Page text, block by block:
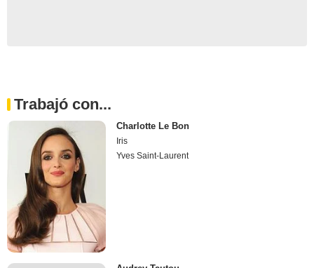
Trabajó con...
Charlotte Le Bon
Iris
Yves Saint-Laurent